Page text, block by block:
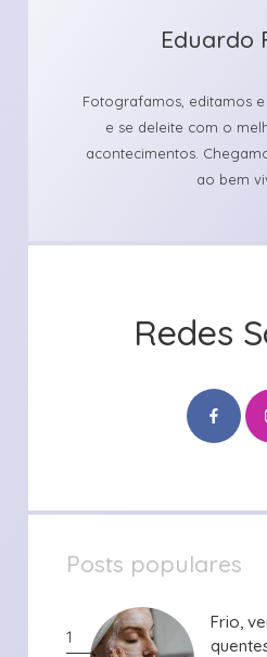
Eduardo
Fotografamos, editamos e
e se deleite com o
acontecimentos.
ao bem
Redes
Posts populares
1
Frio,
Frio,